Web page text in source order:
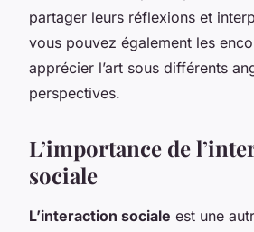
partager leurs réflexions et
vous pouvez également les
apprécier l’art sous différents
perspectives.
L’importance de
sociale
L’interaction sociale est une